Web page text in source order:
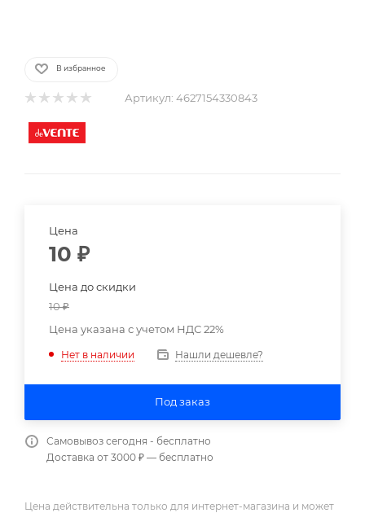
В избранное
Артикул: 4627154330843
Цена
10 ₽
Цена до скидки
10₽
Цена указана с учетом НДС 22%
Нет в наличии Нашли дешевле?
Под заказ
Самовывоз сегодня - бесплатно
Доставка от 3000 ₽ — бесплатно
Цена действительна только для интернет-магазина и может